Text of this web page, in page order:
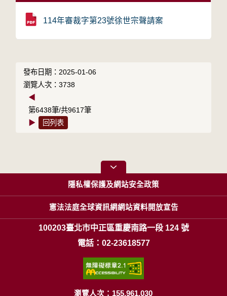
114年審裁字第23號徐世宗聲請案
發布日期：2025-01-06
瀏覽人次：3738
◀
第6438筆/共9617筆
▶
回列表
隱私權保護及網站安全政策
憲法法庭全球資訊網網站資料開放宣告
100203臺北市中正區重慶南路一段 124 號
電話：02-23618577
瀏覽人次：155,961,030